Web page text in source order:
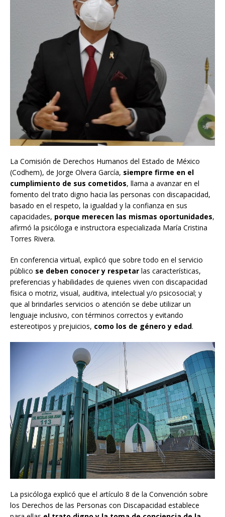
La Comisión de Derechos Humanos del Estado de México
(Codhem), de Jorge Olvera García, siempre firme en el
cumplimiento de sus cometidos, llama a avanzar en el
fomento del trato digno hacia las personas con discapacidad,
basado en el respeto, la igualdad y la confianza en sus
capacidades, porque merecen las mismas oportunidades,
afirmó la psicóloga e instructora especializada María Cristina
Torres Rivera.
En conferencia virtual, explicó que sobre todo en el servicio
público se deben conocer y respetar las características,
preferencias y habilidades de quienes viven con discapacidad
física o motriz, visual, auditiva, intelectual y/o psicosocial; y
que al brindarles servicios o atención se debe utilizar un
lenguaje inclusivo, con términos correctos y evitando
estereotipos y prejuicios, como los de género y edad.
La psicóloga explicó que el artículo 8 de la Convención sobre
los Derechos de las Personas con Discapacidad establece